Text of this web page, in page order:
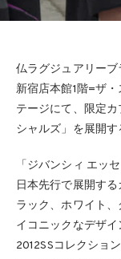
仏ラグジュアリー
新宿店本館1階=ザ
テージにて、限定
シャルズ」を展開す
「ジバンシィ エッ
日本先行で展開す
ラック、ホワイト
イコニックなデザ
2012SSコレクショ